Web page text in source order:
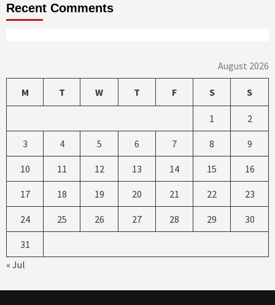
Recent Comments
August 2026
M T W T F S S
1 2
3 4 5 6 7 8 9
10 11 12 13 14 15 16
17 18 19 20 21 22 23
24 25 26 27 28 29 30
31
« Jul